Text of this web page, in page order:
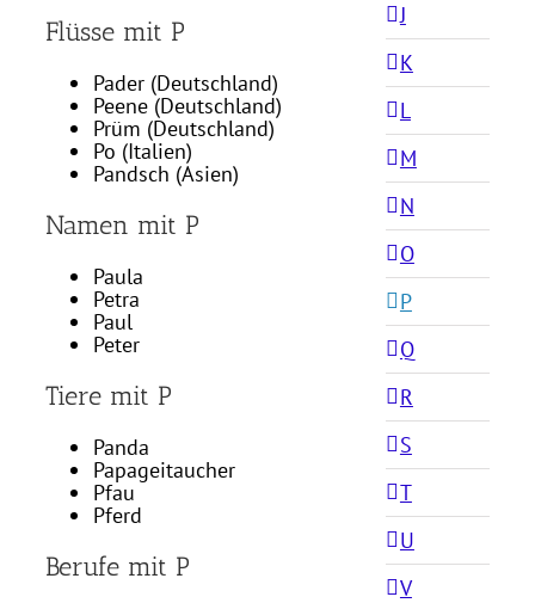
Flüsse mit P
Pader (Deutschland)
Peene (Deutschland)
Prüm (Deutschland)
Po (Italien)
Pandsch (Asien)
Namen mit P
Paula
Petra
Paul
Peter
Tiere mit P
Panda
Papageitaucher
Pfau
Pferd
Berufe mit P
J
K
L
M
N
O
P
Q
R
S
T
U
V